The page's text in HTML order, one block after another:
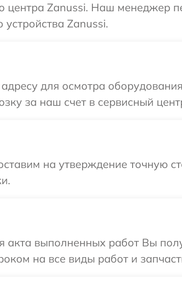
центра Zanussi. Наш менеджер
Zanussi.
для осмотра
за наш счет в сервисный
на утверждение точную
выполненных работ Вы
на все виды работ и